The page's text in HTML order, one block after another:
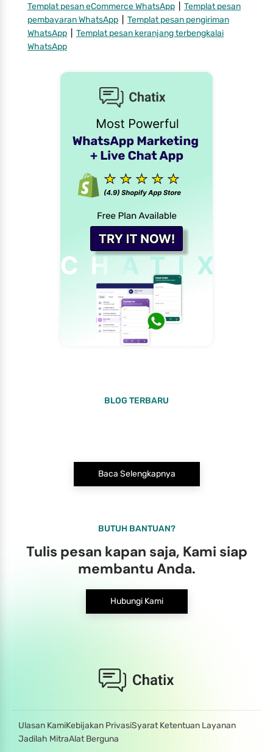
Templat pesan eCommerce WhatsApp
Templat pesan
pembayaran WhatsApp
Templat pesan pengiriman
WhatsApp
Templat pesan keranjang terbengkalai
WhatsApp
BLOG TERBARU
Baca Selengkapnya
BUTUH BANTUAN?
Tulis pesan kapan saja, Kami siap
membantu Anda.
Hubungi Kami
Ulasan KamiKebijakan PrivasiSyarat Ketentuan Layanan
Jadilah MitraAlat Berguna